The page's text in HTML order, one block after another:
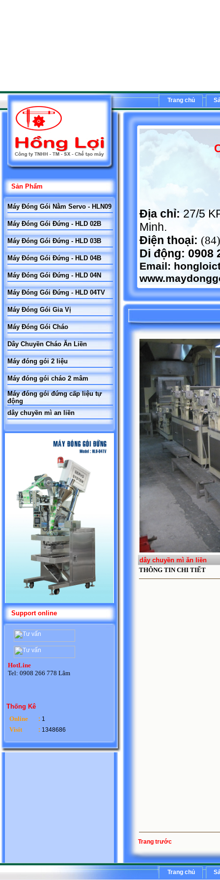
Trang chủ
Sản Phẩm
Máy Đóng Gói Nằm Servo - HLN09
Máy Đóng Gói Đứng - HLD 02B
Máy Đóng Gói Đứng - HLD 03B
Máy Đóng Gói Đứng - HLD 04B
Máy Đóng Gói Đứng - HLD 04N
Máy Đóng Gói Đứng - HLD 04TV
Máy Đóng Gói Gia Vị
Máy Đóng Gói Cháo
Dây Chuyền Cháo Ăn Liền
Máy đóng gói 2 liệu
Máy đóng gói cháo 2 mâm
Máy đóng gói đứng cấp liệu tự
động
dây chuyền mì an liền
Support online
HotLine
Tel: 0908 266 778 Lâm
Thống Kê
Online
: 1
Visit : 1348686
Địa chỉ: 27/5
Minh.
Điện thoại:
Di động: 0908
Email:
dây chuyền mì ăn liền
THÔNG TIN CHI TIẾT
Trang trước
Trang chủ